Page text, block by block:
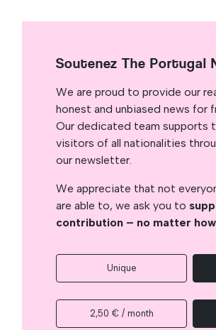
Soutenez The Portugal
We are proud to provide our
honest and unbiased news for
Our dedicated team supports
visitors of all nationalities
our newsletter.
We appreciate that not
are able to, we ask you to
contribution – no matter
Unique
2,50 € / month